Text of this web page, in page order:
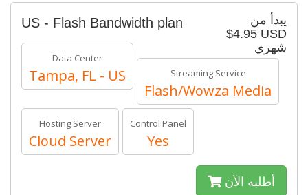
يبدأ من
$4.95 USD
شهري
US - Flash Bandwidth plan
Data Center
Tampa, FL - US Streaming Service
Flash/Wowza Media
Hosting Server
Cloud Server
Control Panel
Yes
أطلبه الآن